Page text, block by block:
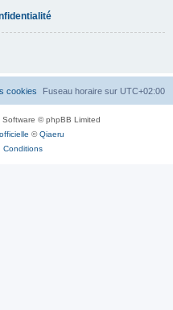
Fuseau horaire sur UTC+02:00
cookies
Software © phpBB Limited
©Qiaeru
Conditions